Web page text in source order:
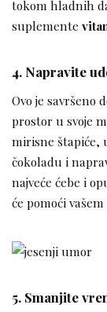
tokom hladnih
suplemente
4. Napravite
Ovo je savršeno
prostor u svoje
mirisne štapiće,
čokoladu i
najveće ćebe i
će pomoći
5. Smanjite